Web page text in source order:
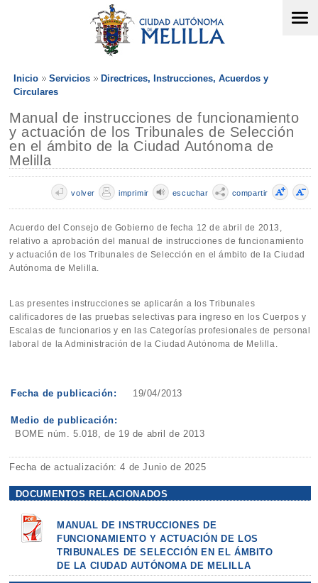
Inicio Servicios
Directrices, Instrucciones, Acuerdos y
Circulares
Manual de instrucciones de funcionamiento
y actuación de los Tribunales de Selección
en el ámbito de la Ciudad Autónoma de
Melilla
compartir
escuchar
imprimir
volver
Acuerdo del Consejo de Gobierno de fecha 12 de abril de 2013,
relativo a aprobación del manual de instrucciones de funcionamiento
y actuación de los Tribunales de Selección en el ámbito de la Ciudad
Autónoma de Melilla.
Las presentes instrucciones se aplicarán a los Tribunales
calificadores de las pruebas selectivas para ingreso en los Cuerpos y
Escalas de funcionarios y en las Categorías profesionales de personal
laboral de la Administración de la Ciudad Autónoma de Melilla.
Fecha de publicación: 19/04/2013
Medio de publicación:
BOME núm. 5.018, de 19 de abril de 2013
Fecha de actualización: 4 de Junio de 2025
DOCUMENTOS RELACIONADOS
MANUAL DE INSTRUCCIONES DE
FUNCIONAMIENTO Y ACTUACIÓN DE LOS
TRIBUNALES DE SELECCIÓN EN EL ÁMBITO
DE LA CIUDAD AUTÓNOMA DE MELILLA